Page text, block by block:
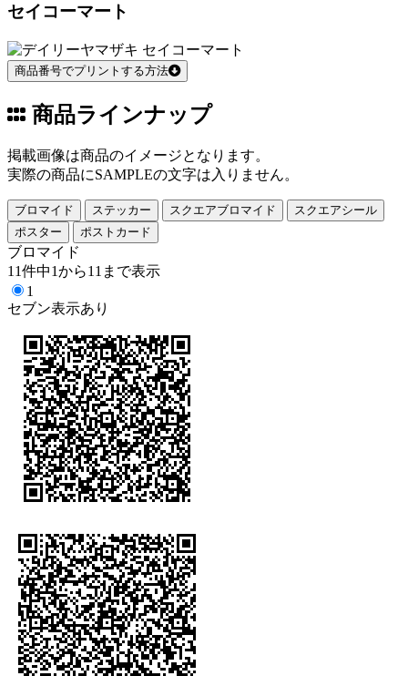
セイコーマート
商品番号でプリントする方法
商品ラインナップ
掲載画像は商品のイメージとなります。
実際の商品にSAMPLEの文字は入りません。
ブロマイド ステッカー スクエアブロマイド
スクエアシール
ポスター
ポストカード
ブロマイド
11件中1から11まで表示
1
セブン表示あり